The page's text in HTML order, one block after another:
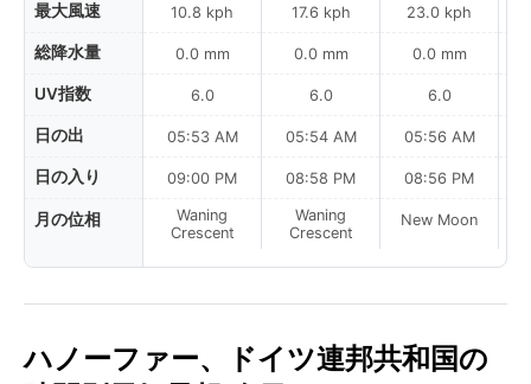
最大風速
総降水量
UV指数
日の出
日の入り
月の位相
10.8 kph
0.0 mm
6.0
05:53 AM
09:00 PM
Waning
Crescent
17.6 kph
0.0 mm
6.0
05:54 AM
08:58 PM
Waning
Crescent
23.0 kph
0.0 mm
6.0
05:56 AM
08:56 PM
New Moon
ハノーファー、ドイツ連邦共和国の